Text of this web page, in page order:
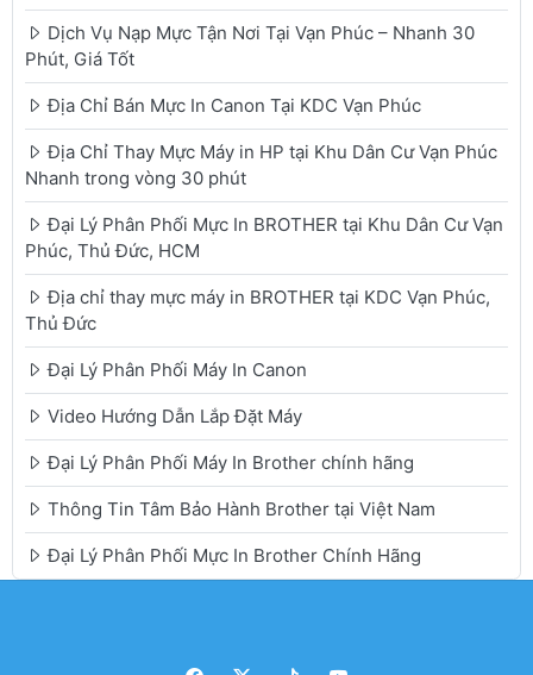
Dịch Vụ Nạp Mực Tận Nơi Tại Vạn Phúc – Nhanh 30
Phút, Giá Tốt
Địa Chỉ Bán Mực In Canon Tại KDC Vạn Phúc
Địa Chỉ Thay Mực Máy in HP tại Khu Dân Cư Vạn Phúc
Nhanh trong vòng 30 phút
Đại Lý Phân Phối Mực In BROTHER tại Khu Dân Cư Vạn
Phúc, Thủ Đức, HCM
Địa chỉ thay mực máy in BROTHER tại KDC Vạn Phúc,
Thủ Đức
Đại Lý Phân Phối Máy In Canon
Video Hướng Dẫn Lắp Đặt Máy
Đại Lý Phân Phối Máy In Brother chính hãng
Thông Tin Tâm Bảo Hành Brother tại Việt Nam
Đại Lý Phân Phối Mực In Brother Chính Hãng